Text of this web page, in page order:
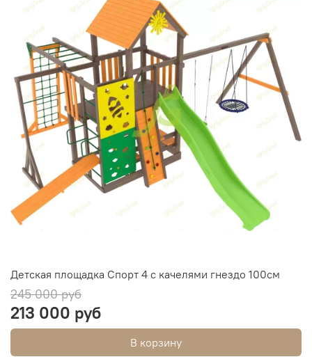
Детская площадка Спорт 4 с качелями гнездо 100см
245 000 руб
213 000 руб
В корзину